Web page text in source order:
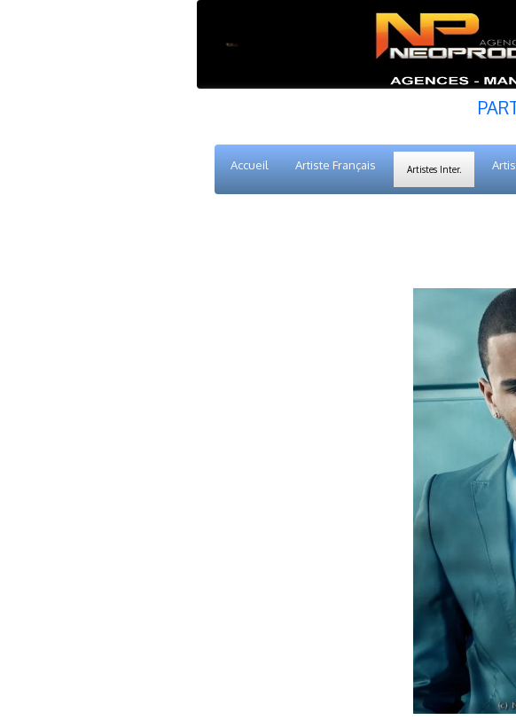
Accueil Artiste Français Artistes Inter.